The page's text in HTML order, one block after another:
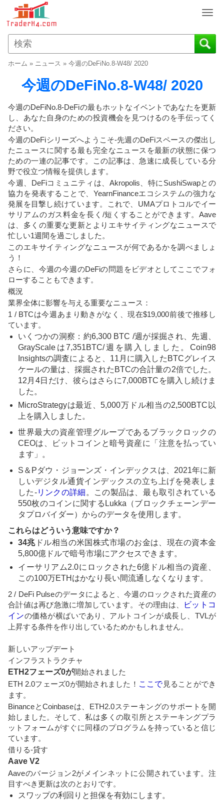
T
g
g
v
i
a
t
n
ホーム » ニュース » 今週のDeFiNo.8-W48/ 2020
今週のDeFiNo.8-W48/ 2020
今週のDeFiNo.8-DeFiの最もホットなイベントであなたを更新
し、あなた自身のための投資機会を見つけるのを手伝ってく
ださい。
今週のDeFiシリーズへようこそ-先週のDeFiスペースの傑出し
たニュースに関する最も完全なニュースを最新の状態に保つ
ための一連の記事です。この記事は、急速に成長している分
野で役立つ情報を提供します。
今週、DeFiコミュニティは、Akropolis、特にSushiSwapとの
協力を発表することで、YearnFinanceエコシステムの強力な
発展を目撃し続けています。これで、UMAプロトコルでイー
サリアムのガス料金を長く/短くすることができます。Aave
は、多くの重要な更新とよりエキサイティングなニュースで
忙しい1週間を過ごしました。
このエキサイティングなニュースが何であるかを調べましょ
う！
さらに、今週の今週のDeFiの問題をビデオとしてここでフォ
ローすることもできます。
概況
業界全体に影響を与える重要なニュース：
1 / BTCは今週あまり動きがなく、現在$19,000前後で推移し
ています。
いくつかの洞察：約6,300 BTC /週が採掘され、先週、
GrayScaleは7,351BTC/週を購入しました。Coin98
Insightsの調査によると、11月に購入したBTCグレイス
ケールの量は、採掘されたBTCの合計量の2倍でした。
12月4日だけ、彼らはさらに7,000BTCを購入し続けま
した。
MicroStrategyは最近、5,000万ドル相当の2,500BTC以
上を購入しました。
世界最大の資産管理グループであるブラックロックの
CEOは、ビットコインと暗号資産に「注意を払ってい
ます」。
S＆Pダウ・ジョーンズ・インデックスは、2021年に新
しいデジタル通貨インデックスの立ち上げを発表しま
した-リンクの詳細 。この製品は、最も取引されている
550枚のコインに関するLukka（ブロックチェーンデー
タプロバイダー）からのデータを使用します。
これらはどういう意味ですか？
34兆ドル相当の米国株式市場のお金は、現在の資本金
5,800億ドルで暗号市場にアクセスできます。
イーサリアム2.0にロックされた6億ドル相当の資産、
この100万ETHはかなり長い間流通しなくなります。
2 / DeFi Pulseのデータによると、今週のロックされた資産の
合計値は再び急激に増加しています。その理由は、
ビットコ
インの価格が横ばいであり、アルトコインが成長し、TVLが
上昇する条件を作り出しているためかもしれません。
新しいアップデート
インフラストラクチャ
ETH2フェーズ0が開始されました
ETH 2.0フェーズ0が開始されました！ ここで見ることができ
ます。
BinanceとCoinbaseは、ETH2.0ステーキングのサポートを開
始しました。そして、私は多くの取引所とステーキングプラ
ットフォームがすぐに同様のプログラムを持っていると信じ
ています。
借りる-貸す
Aave V2
Aaveのバージョン2がメインネットに公開されています。注
目すべき更新は次のとおりです。
スワップの利回りと担保を有効にします。